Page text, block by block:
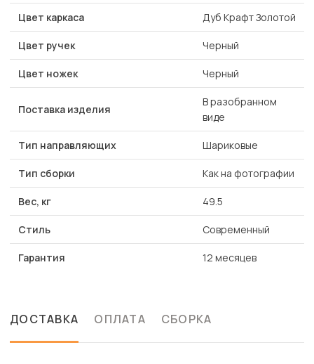
Цвет каркаса Дуб Крафт Золотой
Цвет ручек Черный
Цвет ножек Черный
Поставка изделия
В разобранном
виде
Тип направляющих Шариковые
Тип сборки Как на фотографии
Вес, кг 49.5
Стиль Современный
Гарантия 12 месяцев
ДОСТАВКА ОПЛАТА СБОРКА